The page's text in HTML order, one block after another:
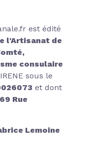
est édité
l'Artisanat de
consulaire
sous le
et dont
Rue
Lemoine